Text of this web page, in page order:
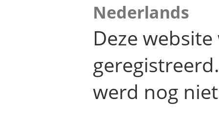
Nederlands
Deze
werd nog